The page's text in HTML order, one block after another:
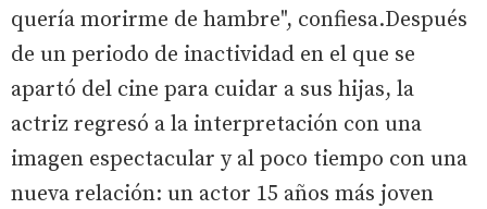
quería morirme de hambre", confiesa.Después
de un periodo de inactividad en el que se
apartó del cine para cuidar a sus hijas, la
actriz regresó a la interpretación con una
imagen espectacular y al poco tiempo con una
nueva relación: un actor 15 años más joven